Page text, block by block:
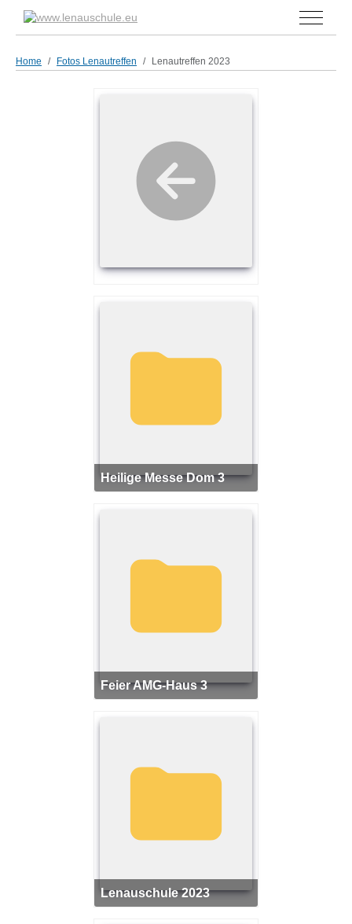
Off-
Home Fotos Lenautreffen Lenautreffen 2023
Heilige Messe Dom 3
Feier AMG-Haus 3
Lenauschule 2023